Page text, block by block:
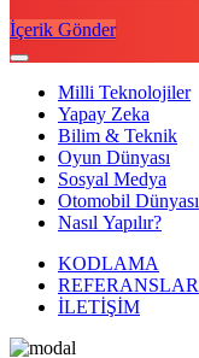
İçerik Gönder
Milli Teknolojiler
Yapay Zeka
Bilim & Teknik
Oyun Dünyası
Sosyal Medya
Otomobil Dünyası
Nasıl Yapılır?
KODLAMA
REFERANSLAR
İLETİŞİM